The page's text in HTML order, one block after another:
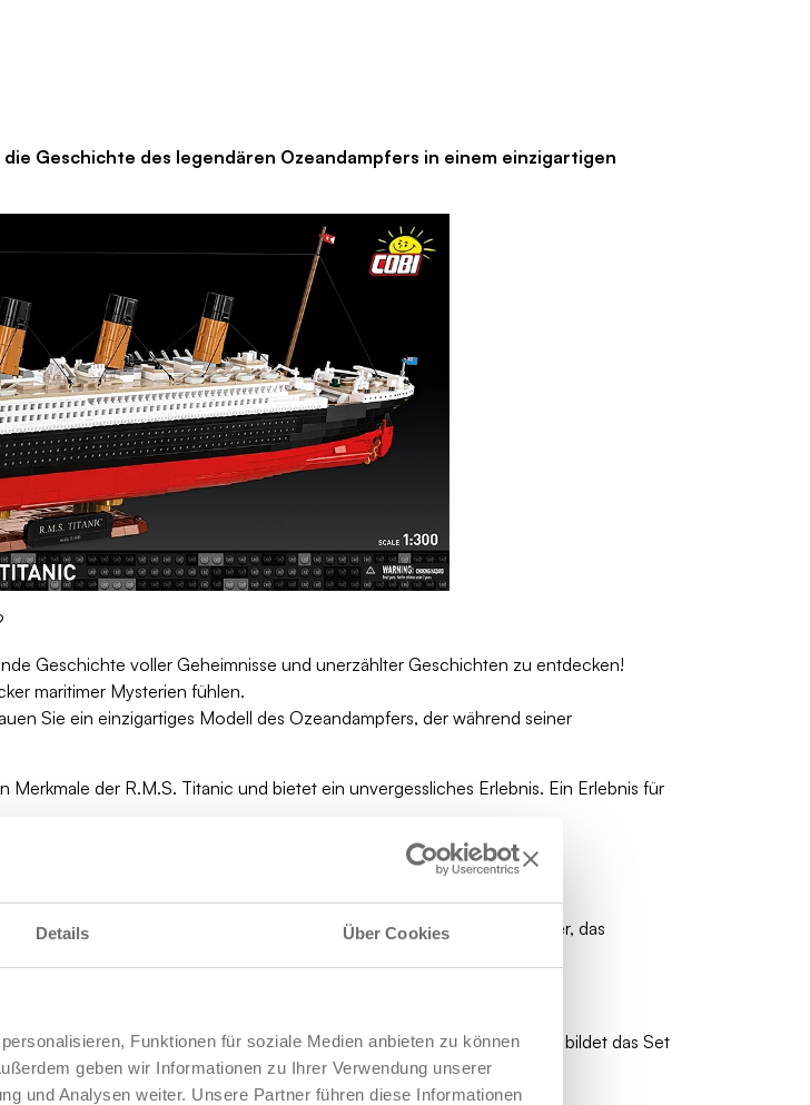
Details Über Cookies
Funktionen für soziale Medien anbieten zu können
geben wir Informationen zu Ihrer Verwendung unserer
und Analysen weiter. Unsere Partner führen diese Informationen
des legendären Ozeandampfers in einem einzigartigen
Geschichte voller Geheimnisse und unerzählter Geschichten zu entdecken!
maritimer Mysterien fühlen.
Sie ein einzigartiges Modell des Ozeandampfers, der während seiner
der R.M.S. Titanic und bietet ein unvergessliches Erlebnis. Ein Erlebnis für
und verfügt über einen markanten Sockel, der es zu einem
erwachsener Geschichtsliebhaber als auch für das Kinderzimmer, das
mit seinen Details und seinem Maßstab Bewunderung.
beeindruckenden Länge von über 90 cm und einer Höhe von 27 cm bildet das Set
zum Detail gestaltet, was für ein realistisches Aussehen sorgt.